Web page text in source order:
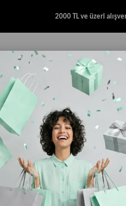
2000 TL ve üzeri
TERLİK & SANDALET
Era Şapka - Flawless 9FORTY New York